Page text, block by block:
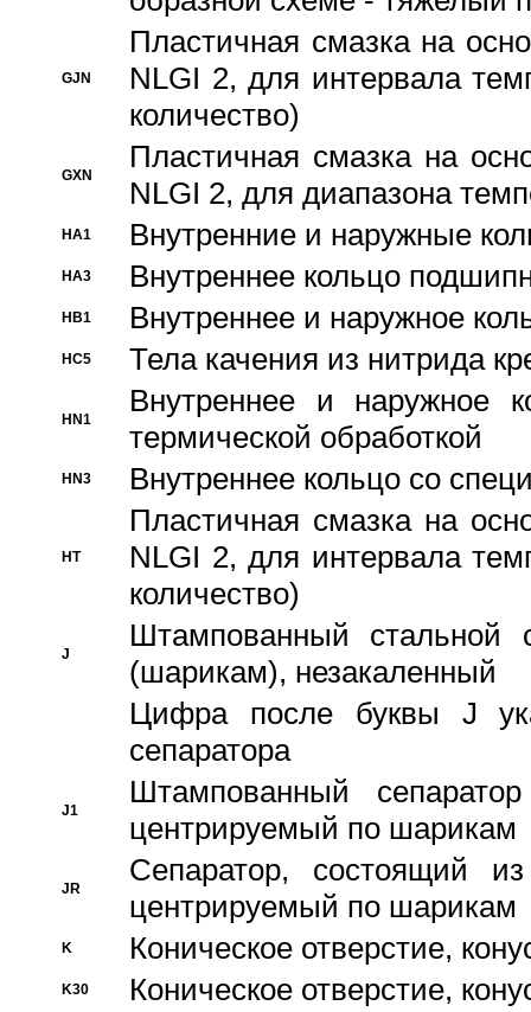
GJN
Пластичная смазка на
NLGI 2, для интервала
количество)
GXN
Пластичная смазка на
NLGI 2, для диапазона
HA1 Внутренние и наружные
HA3 Bнутреннее кольцо
HB1 Bнутреннее и наружное
HC5 Тела качения из нитрида
HN1
Bнутреннее и наружное
термической обработкой
HN3 Внутреннее кольцо со
HT
Пластичная смазка на
NLGI 2, для интервала
количество)
J
Штампованный стальной
(шарикам), незакаленный
Цифра после буквы J
сепаратора
J1
Штампованный
центрируемый по шарикам
JR
Сепаратор, состоящий
центрируемый по шарикам
K Коническое отверстие,
K30 Коническое отверстие,